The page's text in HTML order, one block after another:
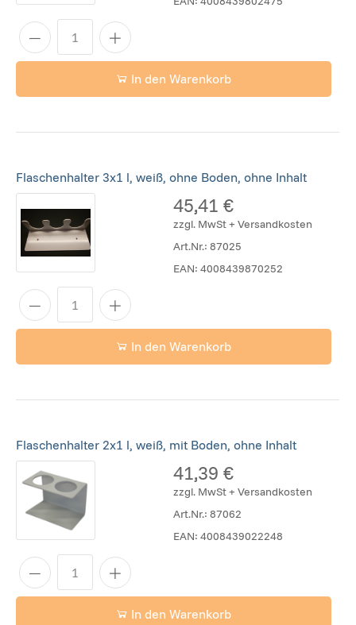
In den Warenkorb
Flaschenhalter 3x1 l, weiß, ohne Boden, ohne Inhalt
45,41 €
zzgl. MwSt + Versandkosten
Art.Nr.:87025
EAN:4008439870252
In den Warenkorb
Flaschenhalter 2x1 l, weiß, mit Boden, ohne Inhalt
41,39 €
zzgl. MwSt + Versandkosten
Art.Nr.:87062
EAN:4008439022248
In den Warenkorb